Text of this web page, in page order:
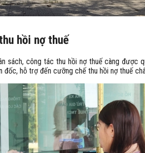
hồi nợ thuế
sách, công tác thu hồi nợ thuế càng được
đốc, hỗ trợ đến cưỡng chế thu hồi nợ thuế